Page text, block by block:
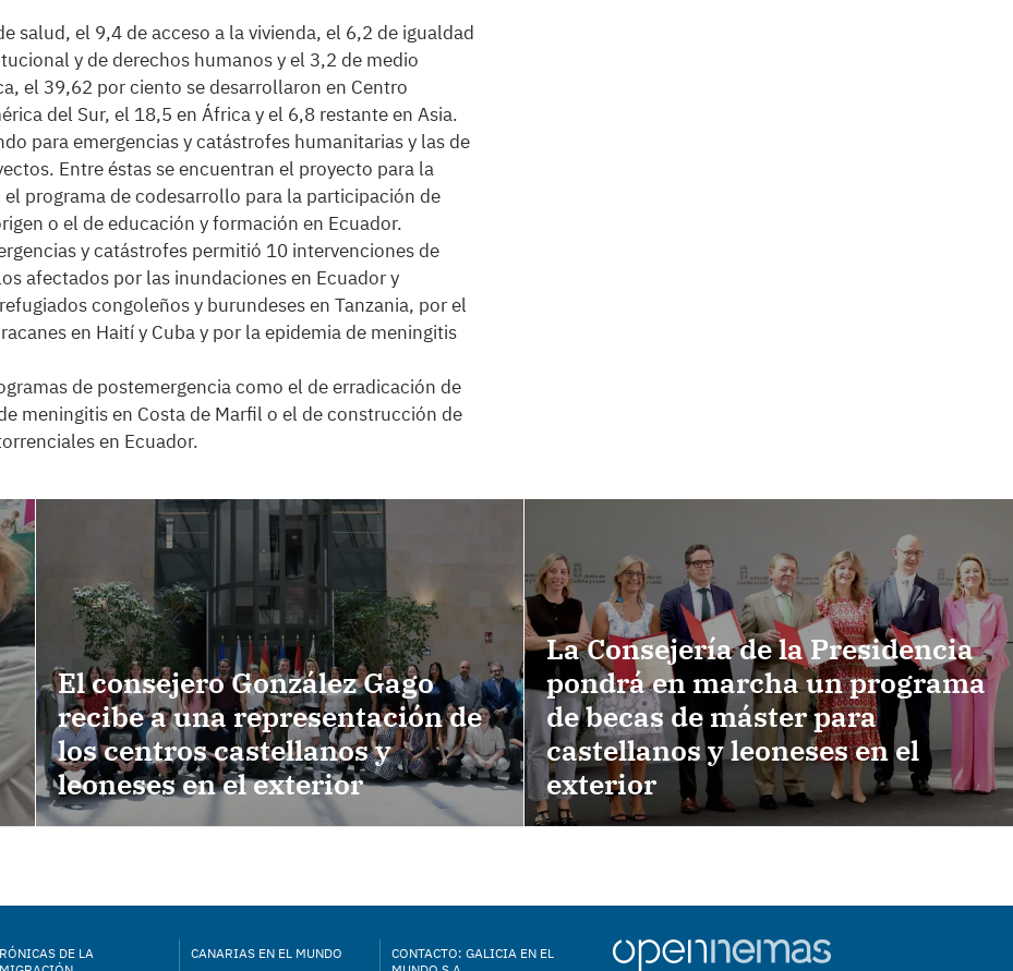
salud, el 9,4 de acceso a la vivienda, el 6,2 de igualdad
y de derechos humanos y el 3,2 de medio
el 39,62 por ciento se desarrollaron en Centro
del Sur, el 18,5 en África y el 6,8 restante en Asia.
para emergencias y catástrofes humanitarias y las de
Entre éstas se encuentran el proyecto para la
programa de codesarrollo para la participación de
o el de educación y formación en Ecuador.
y catástrofes permitió 10 intervenciones de
afectados por las inundaciones en Ecuador y
congoleños y burundeses en Tanzania, por el
en Haití y Cuba y por la epidemia de meningitis
de postemergencia como el de erradicación de
meningitis en Costa de Marfil o el de construcción de
en Ecuador.
El consejero González Gago
recibe a una representación de
los centros castellanos y
leoneses en el exterior
La Consejería de la Presidencia
pondrá en marcha un programa
de becas de máster para
castellanos y leoneses en el
exterior
DE LA
CANARIAS EN EL MUNDO
CONTACTO: GALICIA EN EL